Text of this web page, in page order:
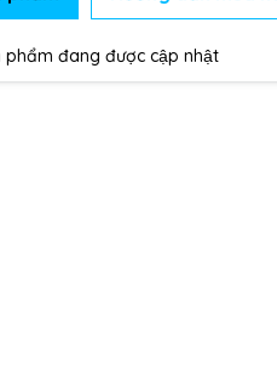
phẩm đang được cập nhật